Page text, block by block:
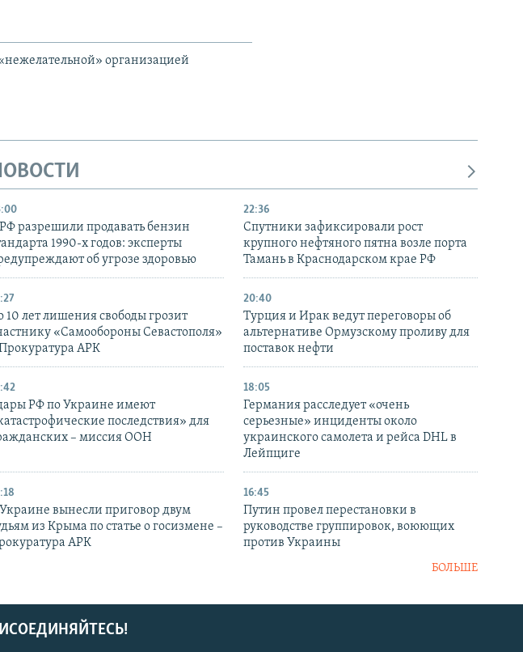
организацией
разрешили продавать бензин
1990-х годов: эксперты
об угрозе здоровью
22:36
Спутники зафиксировали рост
крупного нефтяного пятна возле порта
Тамань в Краснодарском крае РФ
10 лет лишения свободы грозит
«Самообороны Севастополя»
АРК
20:40
Турция и Ирак ведут переговоры об
альтернативе Ормузскому проливу для
поставок нефти
РФ по Украине имеют
последствия» для
– миссия ООН
18:05
Германия расследует «очень
серьезные» инциденты около
украинского самолета и рейса DHL в
Лейпциге
вынесли приговор двум
из Крыма по статье о госизмене –
АРК
16:45
Путин провел перестановки в
руководстве группировок, воюющих
против Украины
БОЛЬШЕ